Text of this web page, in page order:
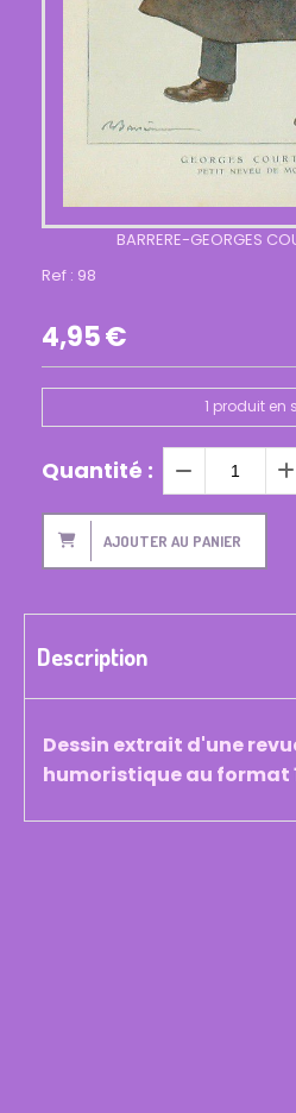
BARRERE-GEORGES
Ref : 98
4,95€
1 produit en
Quantité :
AJOUTER AU PANIER
Description
Dessin extrait d'une
humoristique au format